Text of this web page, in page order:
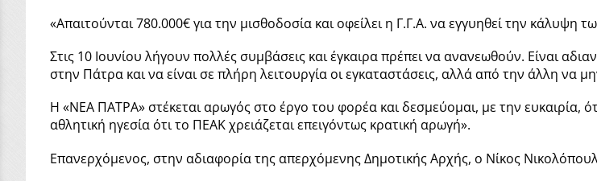
«Απαιτούνται 780.000€ για την μισθοδοσία και οφείλει η Γ.Γ.Α. να εγγυηθεί την κάλυψη
Στις 10 Ιουνίου λήγουν πολλές συμβάσεις και έγκαιρα πρέπει να ανανεωθούν. Είναι
στην Πάτρα και να είναι σε πλήρη λειτουργία οι εγκαταστάσεις, αλλά από την άλλη να
Η «ΝΕΑ ΠΑΤΡΑ» στέκεται αρωγός στο έργο του φορέα και δεσμεύομαι, με την ευκαιρία,
αθλητική ηγεσία ότι το ΠΕΑΚ χρειάζεται επειγόντως κρατική αρωγή».
Επανερχόμενος, στην αδιαφορία της απερχόμενης Δημοτικής Αρχής, ο Νίκος